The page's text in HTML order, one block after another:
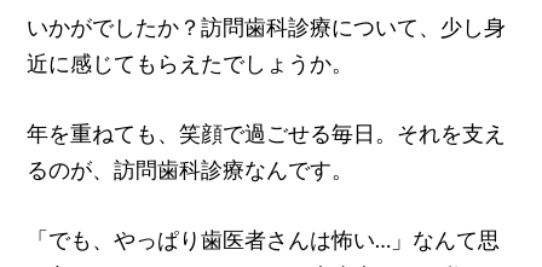
いかがでしたか？訪問歯科診療について、少し身
近に感じてもらえたでしょうか。
年を重ねても、笑顔で過ごせる毎日。それを支え
るのが、訪問歯科診療なんです。
「でも、やっぱり歯医者さんは怖い…」なんて思